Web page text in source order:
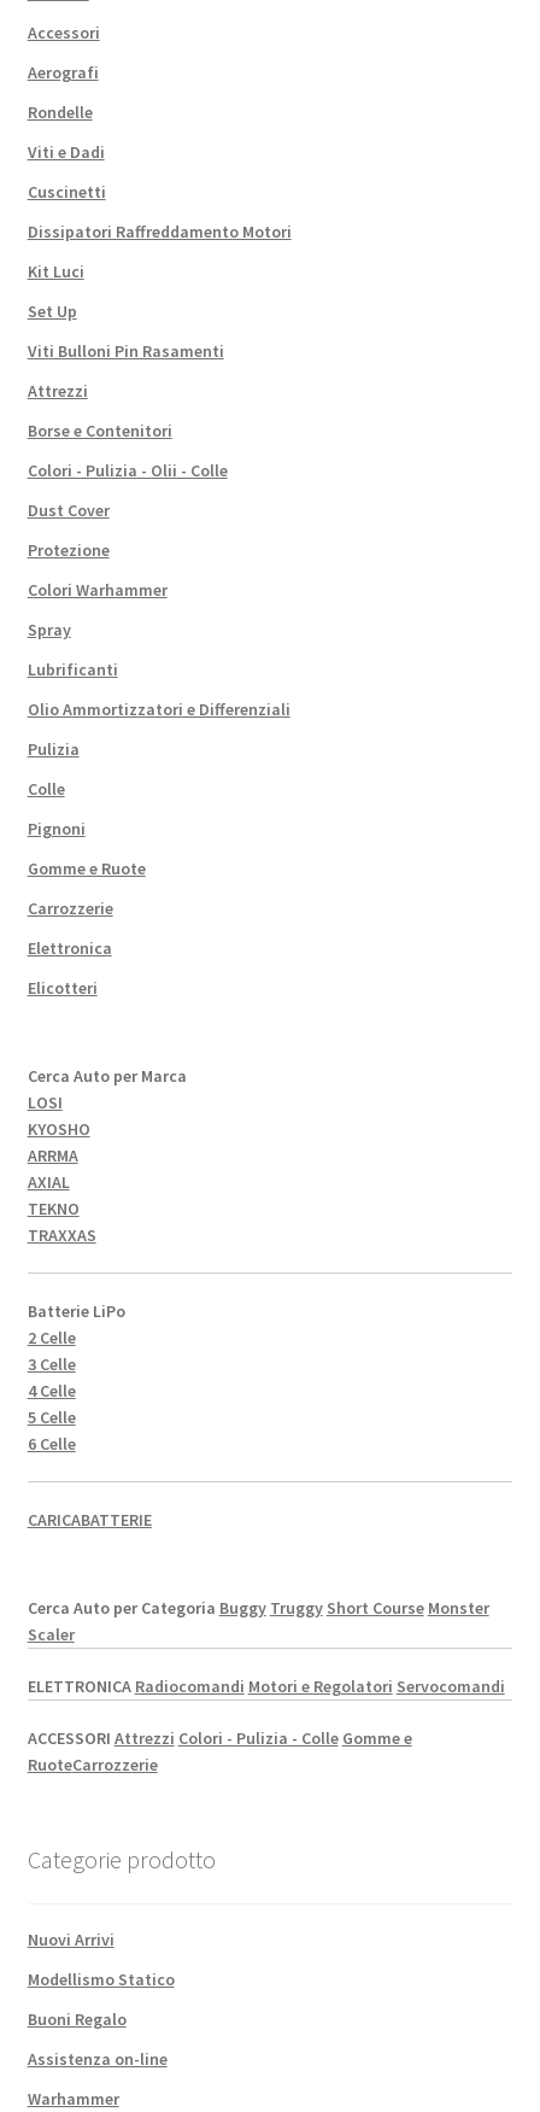
Accessori
Aerografi
Rondelle
Viti e Dadi
Cuscinetti
Dissipatori Raffreddamento Motori
Kit Luci
Set Up
Viti Bulloni Pin Rasamenti
Attrezzi
Borse e Contenitori
Colori - Pulizia - Olii - Colle
Dust Cover
Protezione
Colori Warhammer
Spray
Lubrificanti
Olio Ammortizzatori e Differenziali
Pulizia
Colle
Pignoni
Gomme e Ruote
Carrozzerie
Elettronica
Elicotteri
Cerca Auto per Marca
LOSI
KYOSHO
ARRMA
AXIAL
TEKNO
TRAXXAS
Batterie LiPo
2 Celle
3 Celle
4 Celle
5 Celle
6 Celle
CARICABATTERIE
Cerca Auto per Categoria Buggy Truggy Short Course Monster
Scaler
ELETTRONICA Radiocomandi Motori e Regolatori Servocomandi
ACCESSORI Attrezzi Colori - Pulizia - Colle Gomme e
RuoteCarrozzerie
Categorie prodotto
Nuovi Arrivi
Modellismo Statico
Buoni Regalo
Assistenza on-line
Warhammer